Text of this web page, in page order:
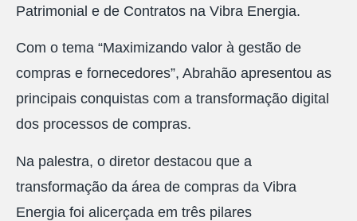
Patrimonial e de Contratos na Vibra Energia.
Com o tema “Maximizando valor à gestão de
compras e fornecedores”, Abrahão apresentou as
principais conquistas com a transformação digital
dos processos de compras.
Na palestra, o diretor destacou que a
transformação da área de compras da Vibra
Energia foi alicerçada em três pilares